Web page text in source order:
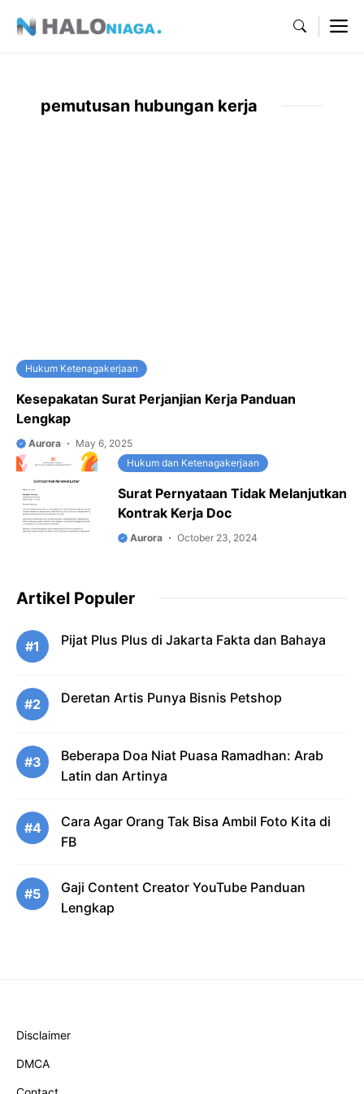
pemutusan hubungan kerja
Hukum Ketenagakerjaan
Kesepakatan Surat Perjanjian Kerja Panduan
Lengkap
Aurora
May 6, 2025
Hukum dan Ketenagakerjaan
Surat Pernyataan Tidak Melanjutkan
Kontrak Kerja Doc
Aurora October 23, 2024
Artikel Populer
#1 Pijat Plus Plus di Jakarta Fakta dan Bahaya
#2 Deretan Artis Punya Bisnis Petshop
#3
Beberapa Doa Niat Puasa Ramadhan: Arab
Latin dan Artinya
#4
Cara Agar Orang Tak Bisa Ambil Foto Kita di
FB
#5
Gaji Content Creator YouTube Panduan
Lengkap
Disclaimer
DMCA